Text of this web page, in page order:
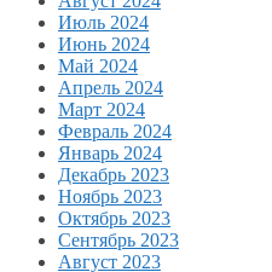
Июль 2024
Июнь 2024
Май 2024
Апрель 2024
Март 2024
Февраль 2024
Январь 2024
Декабрь 2023
Ноябрь 2023
Октябрь 2023
Сентябрь 2023
Август 2023